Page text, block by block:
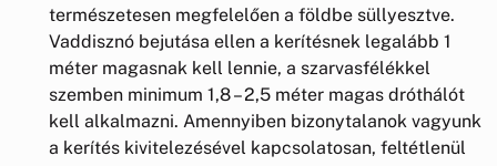
természetesen megfelelően a földbe süllyesztve.
Vaddisznó bejutása ellen a kerítésnek legalább 1
méter magasnak kell lennie, a szarvasfélékkel
szemben minimum 1,8 – 2,5 méter magas dróthálót
kell alkalmazni. Amennyiben bizonytalanok vagyunk
a kerítés kivitelezésével kapcsolatosan, feltétlenül